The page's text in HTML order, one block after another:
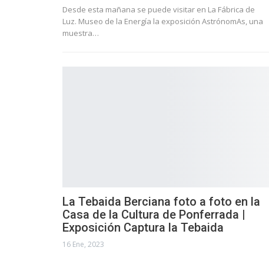
Desde esta mañana se puede visitar en La Fábrica de
Luz. Museo de la Energía la exposición AstrónomAs, una
muestra…
La Tebaida Berciana foto a foto en la
Casa de la Cultura de Ponferrada |
Exposición Captura la Tebaida
16 Ene, 2023